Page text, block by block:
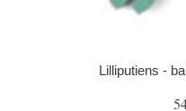
Lilliputiens -